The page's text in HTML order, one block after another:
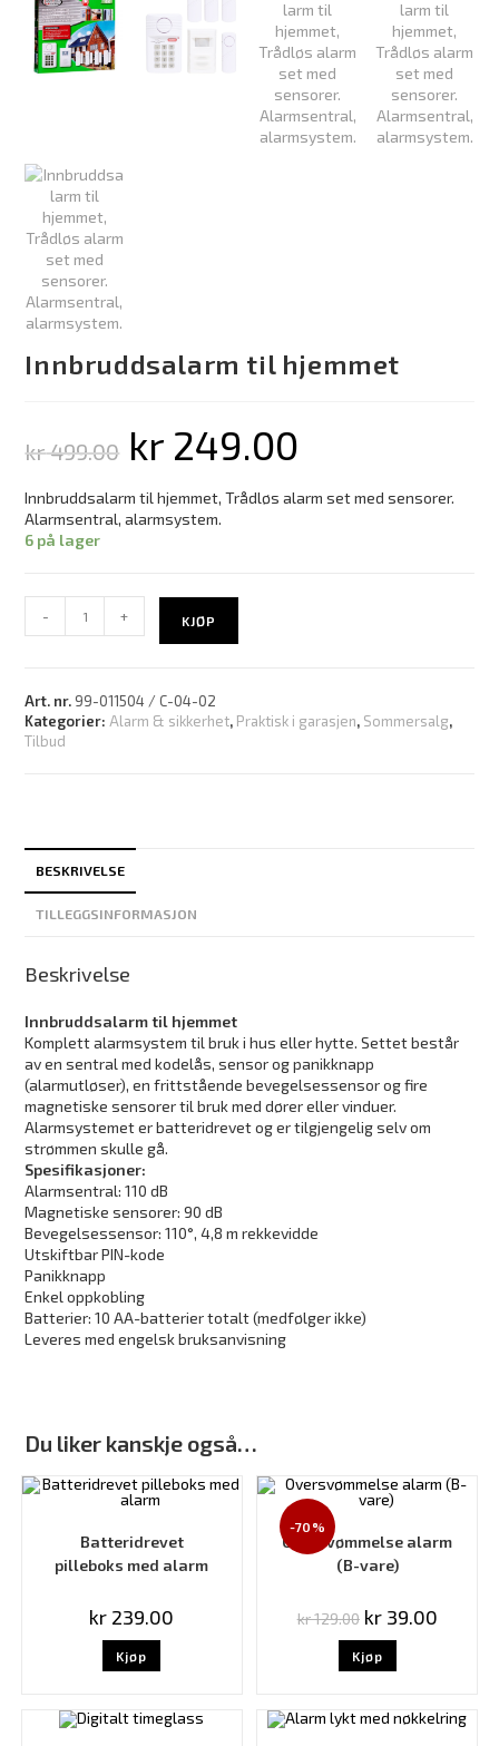
Innbruddsalarm til hjemmet
kr499.00 kr 249.00
Innbruddsalarm til hjemmet, Trådløs alarm set med sensorer.
Alarmsentral, alarmsystem.
6 på lager
- + KJØP
Art. nr. 99-011504 / C-04-02
Kategorier: Alarm & sikkerhet, Praktisk i garasjen, Sommersalg,
Tilbud
BESKRIVELSE
TILLEGGSINFORMASJON
Beskrivelse
Innbruddsalarm til hjemmet
Komplett alarmsystem til bruk i hus eller hytte. Settet består
av en sentral med kodelås, sensor og panikknapp
(alarmutløser), en frittstående bevegelsessensor og fire
magnetiske sensorer til bruk med dører eller vinduer.
Alarmsystemet er batteridrevet og er tilgjengelig selv om
strømmen skulle gå.
Spesifikasjoner:
Alarmsentral: 110 dB
Magnetiske sensorer: 90 dB
Bevegelsessensor: 110°, 4,8 m rekkevidde
Utskiftbar PIN-kode
Panikknapp
Enkel oppkobling
Batterier: 10 AA-batterier totalt (medfølger ikke)
Leveres med engelsk bruksanvisning
Du liker kanskje også…
Batteridrevet
pilleboks med alarm
kr 239.00
Kjøp
-70%
Oversvømmelse alarm
(B-vare)
kr129.00 kr39.00
Kjøp